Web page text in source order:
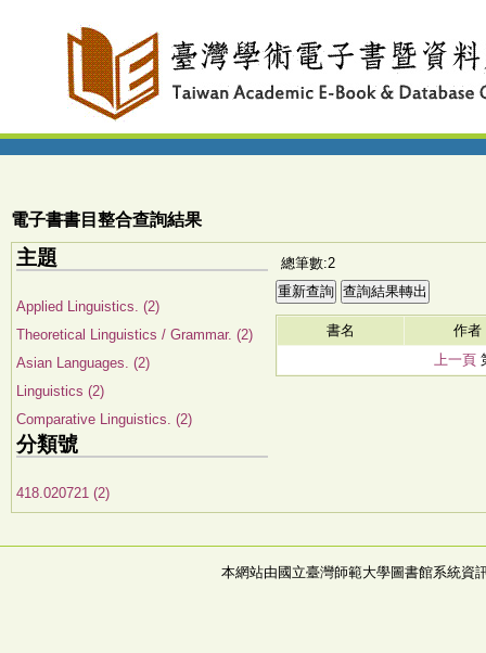
電子書書目整合查詢結果
主題
Applied Linguistics. (2)
Theoretical Linguistics / Grammar. (2)
Asian Languages. (2)
Linguistics (2)
Comparative Linguistics. (2)
分類號
418.020721 (2)
總筆數:2
書名
作者
上一頁
本網站由國立臺灣師範大學圖書館系統資